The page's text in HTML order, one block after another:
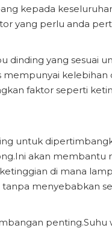
kepada
yang perlu anda
yang sesuai
faktor seperti
untuk
akan
di mana
menyebabkan